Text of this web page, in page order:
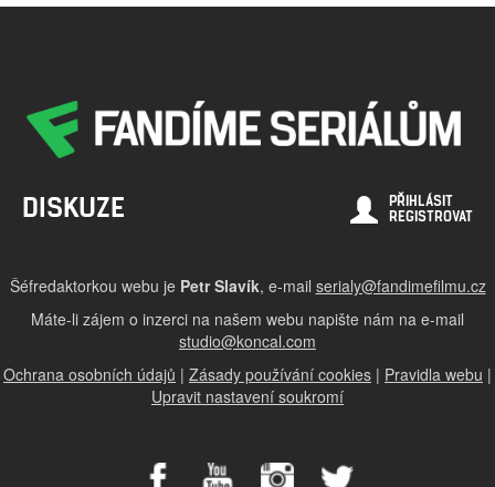
PŘIHLÁSIT
REGISTROVAT
DISKUZE
Šéfredaktorkou webu je Petr Slavík, e-mail serialy@fandimefilmu.cz
Máte-li zájem o inzerci na našem webu napište nám na e-mail
studio@koncal.com
Ochrana osobních údajů | Zásady používání cookies | Pravidla webu |
Upravit nastavení soukromí